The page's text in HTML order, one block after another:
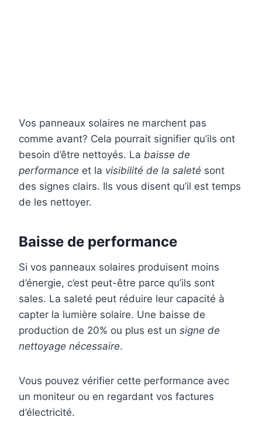
Vos panneaux solaires ne marchent pas
comme avant? Cela pourrait signifier qu’ils ont
besoin d’être nettoyés. La baisse de
performance et la visibilité de la saleté sont
des signes clairs. Ils vous disent qu’il est temps
de les nettoyer.
Baisse de performance
Si vos panneaux solaires produisent moins
d’énergie, c’est peut-être parce qu’ils sont
sales. La saleté peut réduire leur capacité à
capter la lumière solaire. Une baisse de
production de 20% ou plus est un signe de
nettoyage nécessaire.
Vous pouvez vérifier cette performance avec
un moniteur ou en regardant vos factures
d’électricité.